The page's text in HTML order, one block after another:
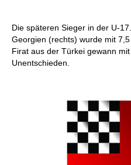
Die späteren Sieger in der U-
Georgien (rechts) wurde mit
Firat aus der Türkei gewann
Unentschieden.